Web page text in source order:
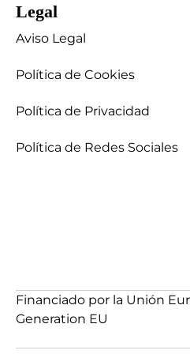
Legal
Aviso Legal
Política de Cookies
Política de Privacidad
Política de Redes Sociales
Financiado por la Unión
Generation EU